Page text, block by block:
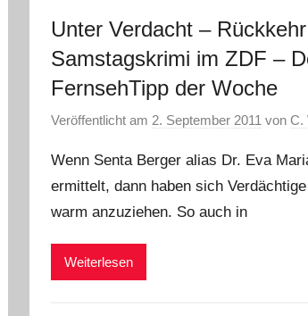
Unter Verdacht –
Samstagskrimi im ZDF –
FernsehTipp der Woche
Veröffentlicht am 2. September 2011 vonC.
Wenn Senta Berger alias Dr. Eva
ermittelt, dann haben sich
warm anzuziehen. So auch in
Weiterlesen